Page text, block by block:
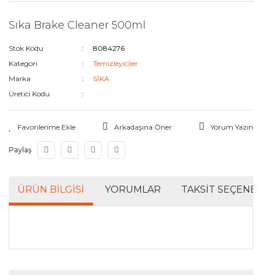
Sika Brake Cleaner 500ml
Stok Kodu
8084276
Kategori
Temizleyiciler
Marka
SİKA
Üretici Kodu
Arkadaşına Öner Yorum Yazın
Paylaş
ÜRÜN BILGISI YORUMLAR TAKSIT
Bu ürünün fiyat bilgisi, resim, ürün açıklamalarında ve